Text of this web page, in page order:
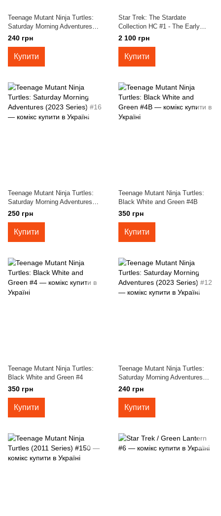
Teenage Mutant Ninja Turtles:
Saturday Morning Adventures
(2023 Series) #18
240 грн
Купити
Star Trek: The Stardate
Collection HC #1 - The Early
Voyages
2 100 грн
Купити
Teenage Mutant Ninja Turtles:
Saturday Morning Adventures
(2023 Series) #16
250 грн
Купити
Teenage Mutant Ninja Turtles:
Black White and Green #4B
350 грн
Купити
Teenage Mutant Ninja Turtles:
Black White and Green #4
350 грн
Купити
Teenage Mutant Ninja Turtles:
Saturday Morning Adventures
(2023 Series) #12
240 грн
Купити